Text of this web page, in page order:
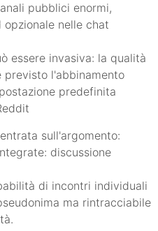
pubblici enormi,
nelle chat
essere invasiva: la qualità
previsto l'abbinamento
predefinita
sull'argomento:
discussione
di incontri individuali
ma rintracciabile